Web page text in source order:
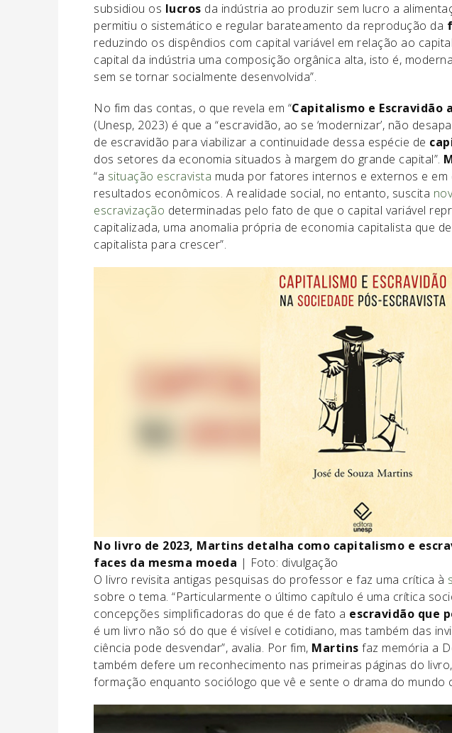
subsidiou os lucros da indústria ao produzir sem lucro a
permitiu o sistemático e regular barateamento da reprodução da
reduzindo os dispêndios com capital variável em relação ao
capital da indústria uma composição orgânica alta, isto é,
sem se tornar socialmente desenvolvida”.
No fim das contas, o que revela em “Capitalismo e Escravidão
(Unesp, 2023) é que a “escravidão, ao se ‘modernizar’, não
de escravidão para viabilizar a continuidade dessa espécie de
dos setores da economia situados à margem do grande capital”.
“a situação escravista muda por fatores internos e externos e
resultados econômicos. A realidade social, no entanto, suscita
escravização determinadas pelo fato de que o capital variável
capitalizada, uma anomalia própria de economia capitalista que
capitalista para crescer”.
No livro de 2023, Martins detalha como capitalismo e
faces da mesma moeda | Foto: divulgação
O livro revisita antigas pesquisas do professor e faz uma crítica à
sobre o tema. “Particularmente o último capítulo é uma crítica
concepções simplificadoras do que é de fato a escravidão que
é um livro não só do que é visível e cotidiano, mas também das
ciência pode desvendar”, avalia. Por fim, Martins faz memória a
também defere um reconhecimento nas primeiras páginas do
formação enquanto sociólogo que vê e sente o drama do mundo